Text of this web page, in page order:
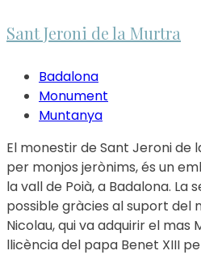
Sant Jeroni de la Murtra
Badalona
Monument
Muntanya
El monestir de Sant Jeroni de
per monjos jerònims, és un
la vall de Poià, a Badalona. La
possible gràcies al suport del
Nicolau, qui va adquirir el mas
llicència del papa Benet XIII